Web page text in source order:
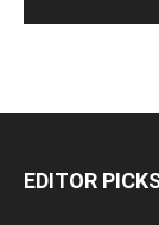
EDITOR